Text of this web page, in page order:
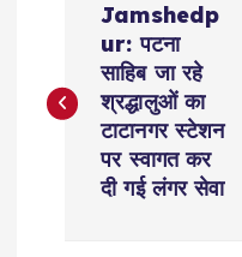
s
Jamshedp
ur: पटना
साहिब जा रहे
श्रद्धालुओं का
टाटानगर स्टेशन
पर स्वागत कर
दी गई लंगर सेवा